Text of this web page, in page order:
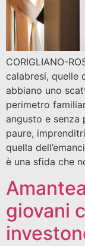
CORIGLIANO-
calabresi, quelle
abbiano uno
perimetro
angusto e senza
paure,
quella
è una sfida che
giovani